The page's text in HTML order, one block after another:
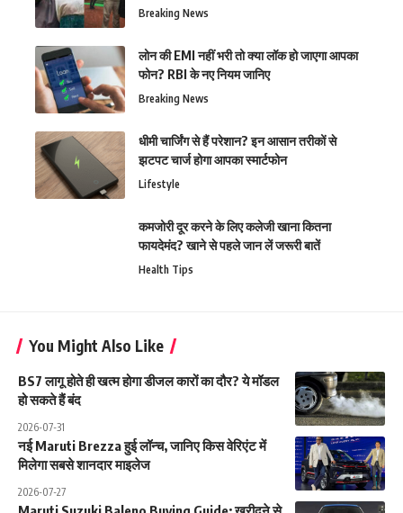
Breaking News
लोन की EMI नहीं भरी तो क्या लॉक हो जाएगा आपका
फोन? RBI के नए नियम जानिए
Breaking News
धीमी चार्जिंग से हैं परेशान? इन आसान तरीकों से
झटपट चार्ज होगा आपका स्मार्टफोन
Lifestyle
कमजोरी दूर करने के लिए कलेजी खाना कितना
फायदेमंद? खाने से पहले जान लें जरूरी बातें
Health Tips
You Might Also Like
BS7 लागू होते ही खत्म होगा डीजल कारों का दौर? ये मॉडल
हो सकते हैं बंद
2026-07-31
नई Maruti Brezza हुई लॉन्च, जानिए किस वेरिएंट में
मिलेगा सबसे शानदार माइलेज
2026-07-27